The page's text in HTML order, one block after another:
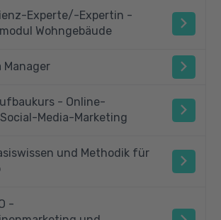
Experte/-Expertin -
Wohngebäude
Manager
- Online-
Media-Marketing
und Methodik für
-